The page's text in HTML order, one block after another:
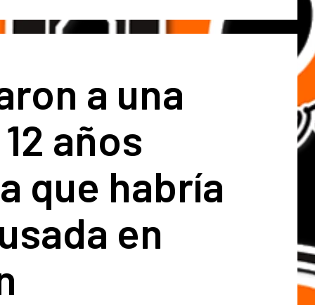
a una
años
que habría
en